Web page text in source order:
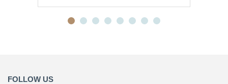
FOLLOW US